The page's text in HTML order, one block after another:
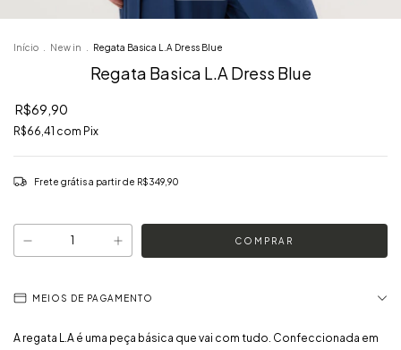
Início ‎New in Regata Basica L.A Dress Blue
Regata Basica L.A Dress Blue
R$69,90
R$66,41 com Pix
Frete grátisa partir de R$349,90
MEIOS DE PAGAMENTO
A regata L.A é uma peça básica que vai com tudo. Confeccionada em